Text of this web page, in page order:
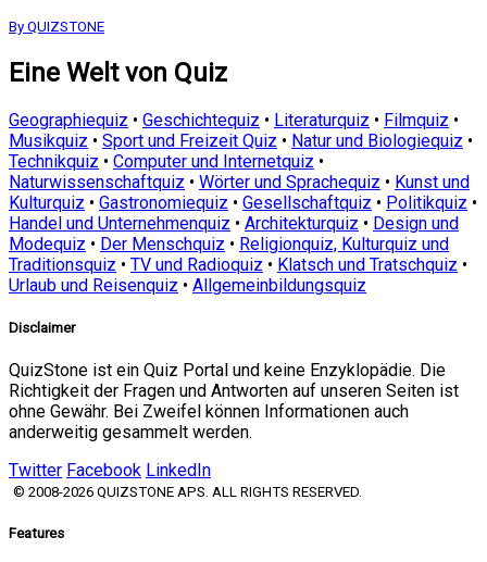
By QUIZSTONE
Eine Welt von Quiz
Geographiequiz • Geschichtequiz • Literaturquiz • Filmquiz •
Musikquiz • Sport und Freizeit Quiz • Natur und Biologiequiz •
Technikquiz • Computer und Internetquiz •
Naturwissenschaftquiz • Wörter und Sprachequiz • Kunst und
Kulturquiz • Gastronomiequiz • Gesellschaftquiz • Politikquiz •
Handel und Unternehmenquiz • Architekturquiz • Design und
Modequiz • Der Menschquiz • Religionquiz, Kulturquiz und
Traditionsquiz • TV und Radioquiz • Klatsch und Tratschquiz •
Urlaub und Reisenquiz • Allgemeinbildungsquiz
Disclaimer
QuizStone ist ein Quiz Portal und keine Enzyklopädie. Die
Richtigkeit der Fragen und Antworten auf unseren Seiten ist
ohne Gewähr. Bei Zweifel können Informationen auch
anderweitig gesammelt werden.
Twitter Facebook LinkedIn
© 2008-2026 QUIZSTONE APS. ALL RIGHTS RESERVED.
Features